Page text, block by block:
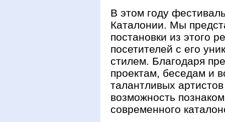
В этом году
Каталонии. Мы
постановки из этого
посетителей с его
стилем. Благодаря
проектам, беседам и
талантливых
возможность
современного